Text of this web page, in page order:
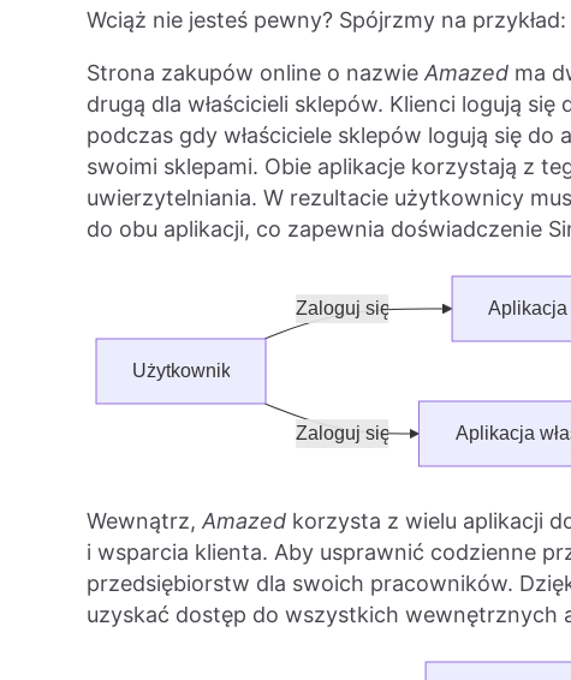
Wciąż nie jesteś pewny? Spójrzmy na przykład:
Strona zakupów online o nazwie Amazed ma
drugą dla właścicieli sklepów. Klienci logują
podczas gdy właściciele sklepów logują się do
swoimi sklepami. Obie aplikacje korzystają z
uwierzytelniania. W rezultacie użytkownicy
do obu aplikacji, co zapewnia doświadczenie
Wewnątrz, Amazed korzysta z wielu aplikacji
i wsparcia klienta. Aby usprawnić codzienne
przedsiębiorstw dla swoich pracowników.
uzyskać dostęp do wszystkich wewnętrznych